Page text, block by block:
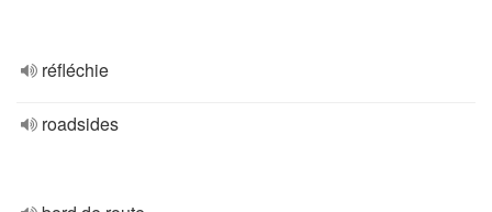
réfléchie
roadsides